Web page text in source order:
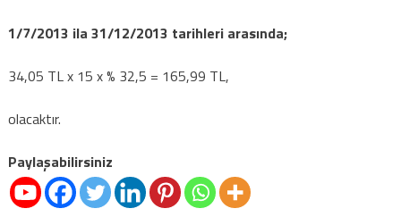
1/7/2013 ila 31/12/2013 tarihleri arasında;
34,05 TL x 15 x % 32,5 = 165,99 TL,
olacaktır.
Paylaşabilirsiniz